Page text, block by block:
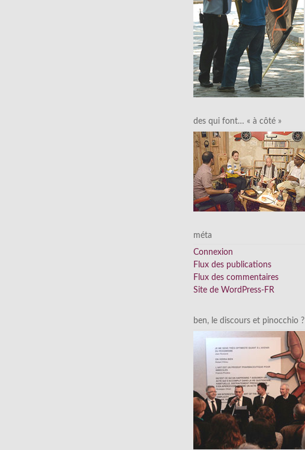
des qui font… « à côté »
méta
Connexion
Flux des publications
Flux des commentaires
Site de WordPress-FR
ben, le discours et pinocchio ?